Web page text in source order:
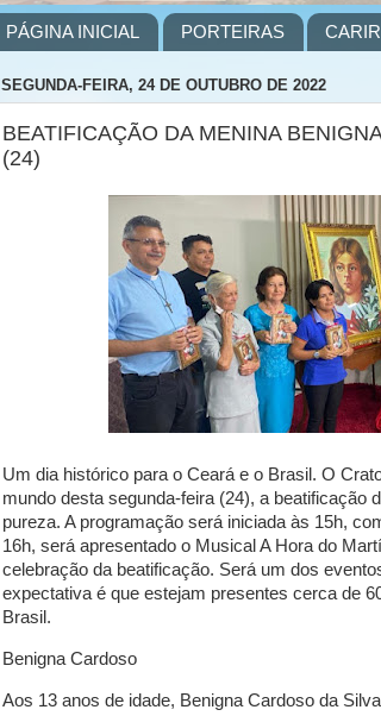
PÁGINA INICIAL PORTEIRAS
SEGUNDA-FEIRA, 24 DE OUTUBRO DE 2022
BEATIFICAÇÃO DA MENINA
(24)
Um dia histórico para o Ceará e o Brasil. O
mundo desta segunda-feira (24), a beatificação
pureza. A programação será iniciada às 15h,
16h, será apresentado o Musical A Hora do
celebração da beatificação. Será um dos
expectativa é que estejam presentes cerca de
Brasil.
Benigna Cardoso
Aos 13 anos de idade, Benigna Cardoso da